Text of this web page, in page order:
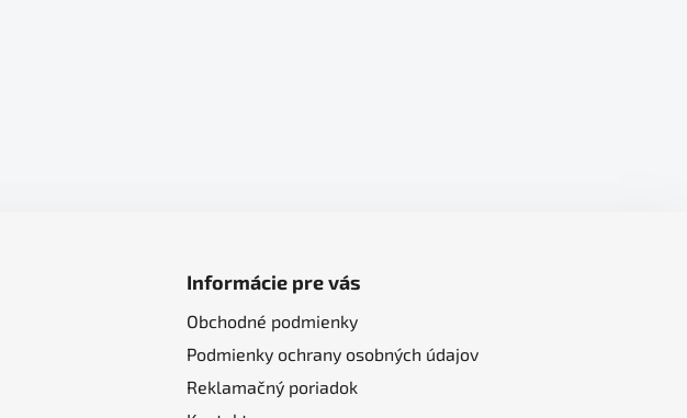
Informácie pre vás
Obchodné podmienky
Podmienky ochrany osobných údajov
Reklamačný poriadok